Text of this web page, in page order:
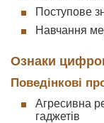
Поступове
Навчання
Ознаки
Поведінкові
Агресивна
гаджетів